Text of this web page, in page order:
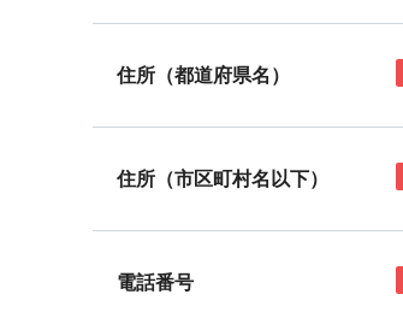
住所（都道府県名）
住所（市区町村名以下）
電話番号